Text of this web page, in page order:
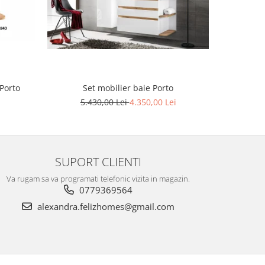
Set mobilier baie Porto
5.430,00 Lei4.350,00 Lei
SUPORT CLIENTI
Va rugam sa va programati telefonic vizita in magazin.
0779369564
alexandra.felizhomes@gmail.com